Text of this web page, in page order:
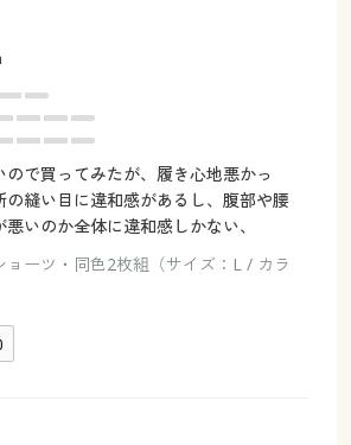
ので買ってみたが、履き心地悪かっ
の縫い目に違和感があるし、腹部や腰
いのか全体に違和感しかない、
ョーツ・同色2枚組（サイズ：L / カラ